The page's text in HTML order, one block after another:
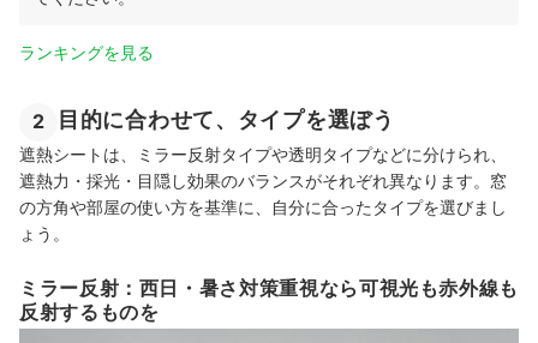
ランキングを見る
2 目的に合わせて、タイプを選ぼう
遮熱シートは、ミラー反射タイプや透明タイプなどに分けられ、
遮熱力・採光・目隠し効果のバランスがそれぞれ異なります。窓
の方角や部屋の使い方を基準に、自分に合ったタイプを選びまし
ょう。
ミラー反射：西日・暑さ対策重視なら可視光も赤外線も
反射するものを